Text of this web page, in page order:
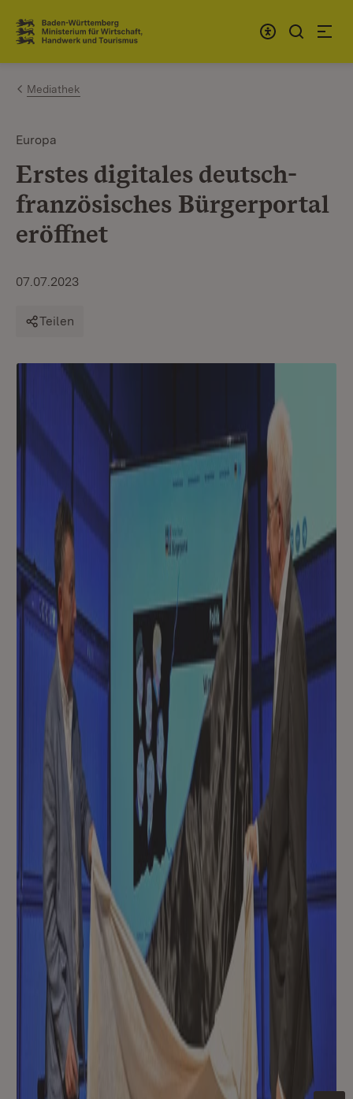
Zum Inhalt springen
Link zur Startseite
Mediathek
Europa
Erstes digitales deutsch-
französisches Bürgerportal
eröffnet
07.07.2023
Teilen